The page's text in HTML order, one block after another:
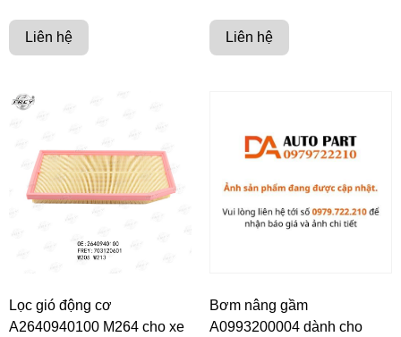
Liên hệ Liên hệ
Lọc gió động cơ
A2640940100 M264 cho xe
Bơm nâng gầm
A0993200004 dành cho